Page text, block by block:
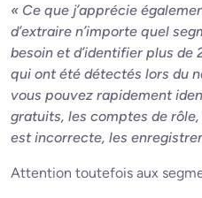
« Ce que j’apprécie
d’extraire n’importe quel
besoin et d’identifier plus de
qui ont été détectés lors du
vous pouvez rapidement
gratuits, les comptes de
est incorrecte, les
Attention toutefois aux